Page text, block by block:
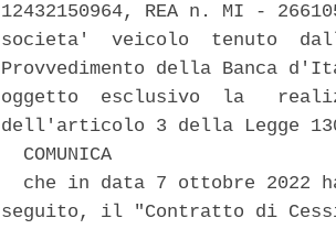
12432150964, REA n. MI -
societa'  veicolo  tenuto
Provvedimento della Banca
oggetto  esclusivo  la
dell'articolo 3 della Legge
  COMUNICA
che in data 7 ottobre 2022
seguito, il "Contratto di